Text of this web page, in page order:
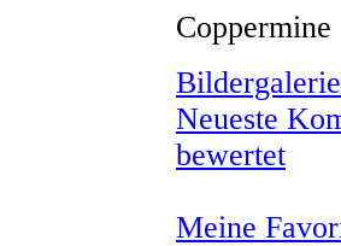
Coppermine
Neueste
bewertet
Meine